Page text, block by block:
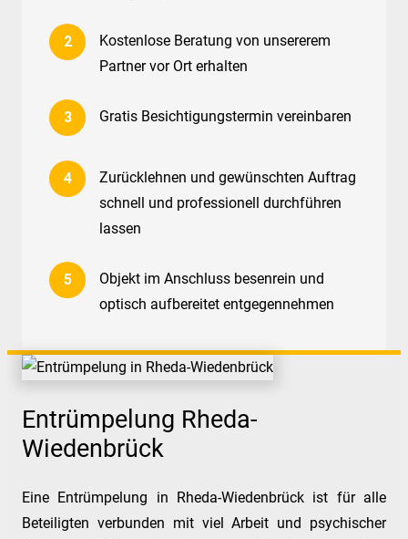
Kostenlose Beratung von unsererem
Partner vor Ort erhalten
Gratis Besichtigungstermin vereinbaren
Zurücklehnen und gewünschten Auftrag
schnell und professionell durchführen
lassen
Objekt im Anschluss besenrein und
optisch aufbereitet entgegennehmen
Entrümpelung Rheda-
Wiedenbrück
Eine Entrümpelung in Rheda-Wiedenbrück ist für alle
Beteiligten verbunden mit viel Arbeit und psychischer